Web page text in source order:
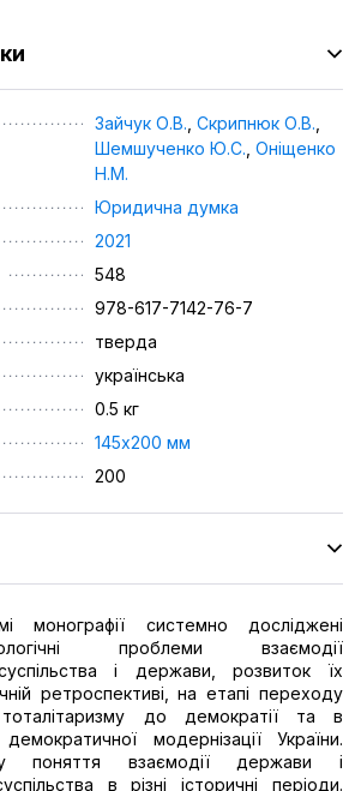
Зайчук О.В. Скрипнюк О.В.
Шемшученко Ю.С. Оніщенко
Н.М.
Юридична думка
2021
548
978-617-7142-76-7
тверда
українська
0.5 кг
145х200 мм
200
монографії системно досліджені
проблеми взаємодії
і держави, розвиток їх
ретроспективі, на етапі переходу
тоталітаризму до демократії та в
модернізації України.
поняття взаємодії держави і
в різні історичні періоди.